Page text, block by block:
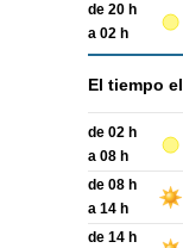
de 20 h
a 02 h
El tiempo el
de 02 h
a 08 h
de 08 h
a 14 h
de 14 h